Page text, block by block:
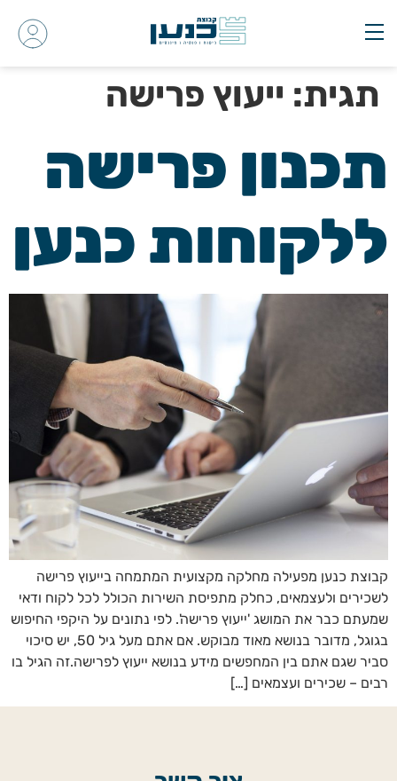
תגית: ייעוץ פרישה
תכנון פרישה
ללקוחות כנען
קבוצת כנען מפעילה מחלקה מקצועית המתמחה בייעוץ פרישה
לשכירים ולעצמאים, כחלק מתפיסת השירות הכולל לכל לקוח ודאי
שמעתם כבר את המושג 'ייעוץ פרישה'. לפי נתונים על היקפי החיפוש
בגוגל, מדובר בנושא מאוד מבוקש. אם אתם מעל גיל 50, יש סיכוי
סביר שגם אתם בין המחפשים מידע בנושא ייעוץ לפרישה.זה הגיל בו
רבים – שכירים ועצמאים […]